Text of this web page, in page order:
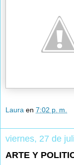
Laura en 7:02 p. m.
viernes, 27 de
ARTE Y